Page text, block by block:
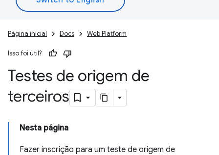
Página inicial Docs Web Platform
Isso foi útil?
Testes de origem de
terceiros
Nesta página
Fazer inscrição para um teste de origem de